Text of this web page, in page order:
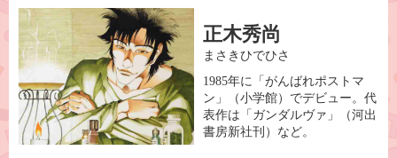
正⽊秀尚
まさきひでひさ
1985年に「がんばれポストマ
ン」（⼩学館）でデビュー。代
表作は「ガンダルヴァ」（河出
書房新社刊）など。